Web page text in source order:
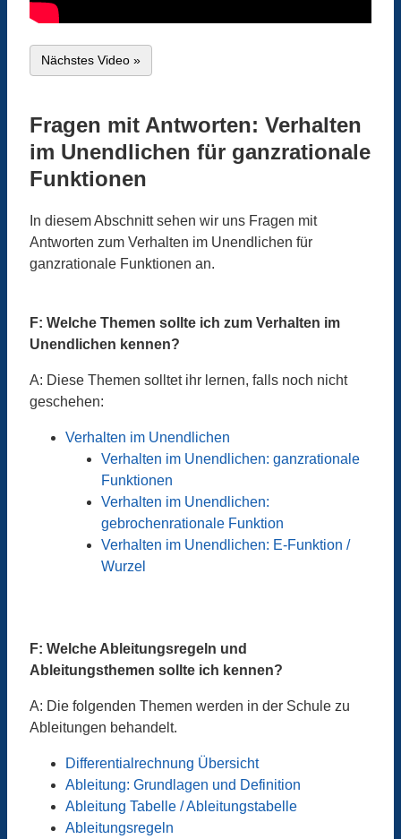
Nächstes Video »
Fragen mit Antworten: Verhalten
im Unendlichen für ganzrationale
Funktionen
In diesem Abschnitt sehen wir uns Fragen mit
Antworten zum Verhalten im Unendlichen für
ganzrationale Funktionen an.
F: Welche Themen sollte ich zum Verhalten im
Unendlichen kennen?
A: Diese Themen solltet ihr lernen, falls noch nicht
geschehen:
Verhalten im Unendlichen
Verhalten im Unendlichen: ganzrationale
Funktionen
Verhalten im Unendlichen:
gebrochenrationale Funktion
Verhalten im Unendlichen: E-Funktion /
Wurzel
F: Welche Ableitungsregeln und
Ableitungsthemen sollte ich kennen?
A: Die folgenden Themen werden in der Schule zu
Ableitungen behandelt.
Differentialrechnung Übersicht
Ableitung: Grundlagen und Definition
Ableitung Tabelle / Ableitungstabelle
Ableitungsregeln